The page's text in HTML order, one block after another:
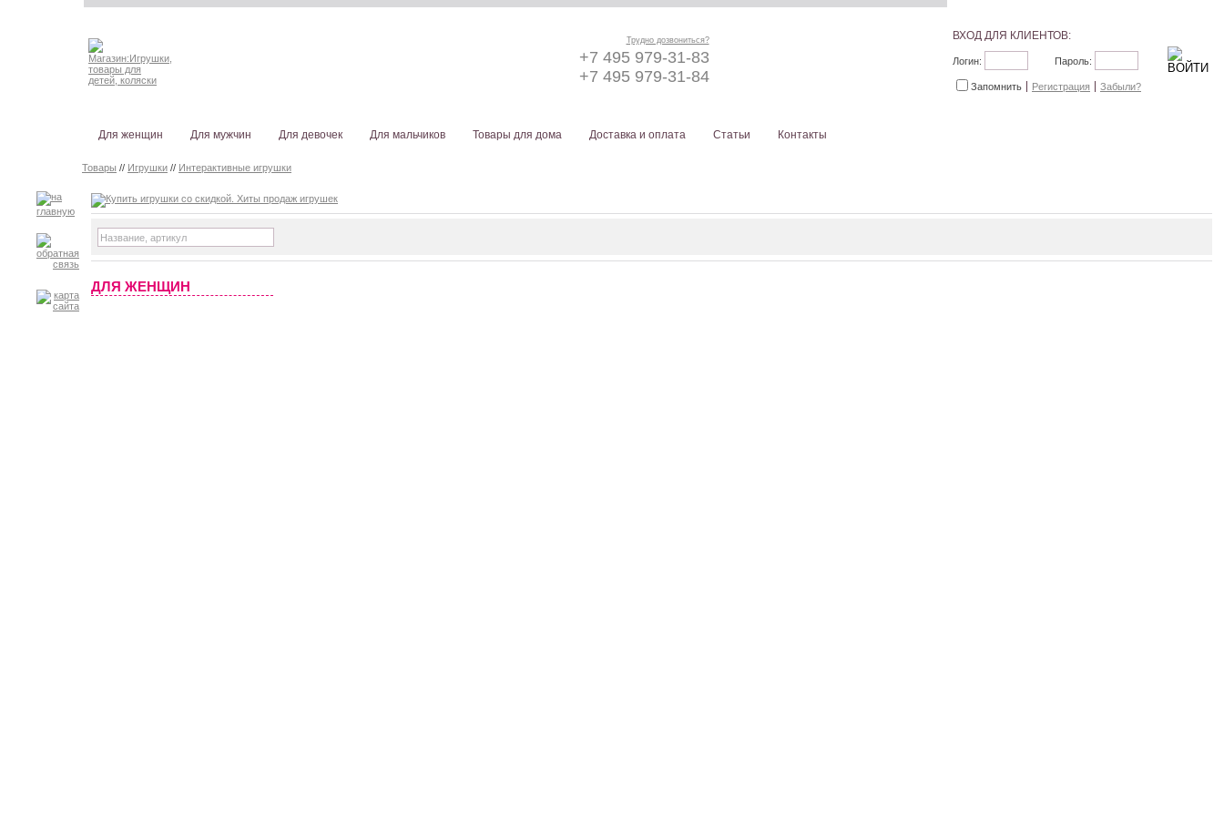
Трудно дозвониться?
+7 495 979-31-83
+7 495 979-31-84
ВХОД ДЛЯ КЛИЕНТОВ:
Логин: Пароль:
Запомнить Регистрация Забыли?
Для женщин Для мужчин Для девочек Для мальчиков Товары для дома Доставка и оплата Статьи Контакты
Товары // Игрушки // Интерактивные игрушки
ДЛЯ ЖЕНЩИН